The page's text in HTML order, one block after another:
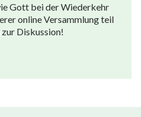
Gott bei der Wiederkehr
online Versammlung teil
Diskussion!